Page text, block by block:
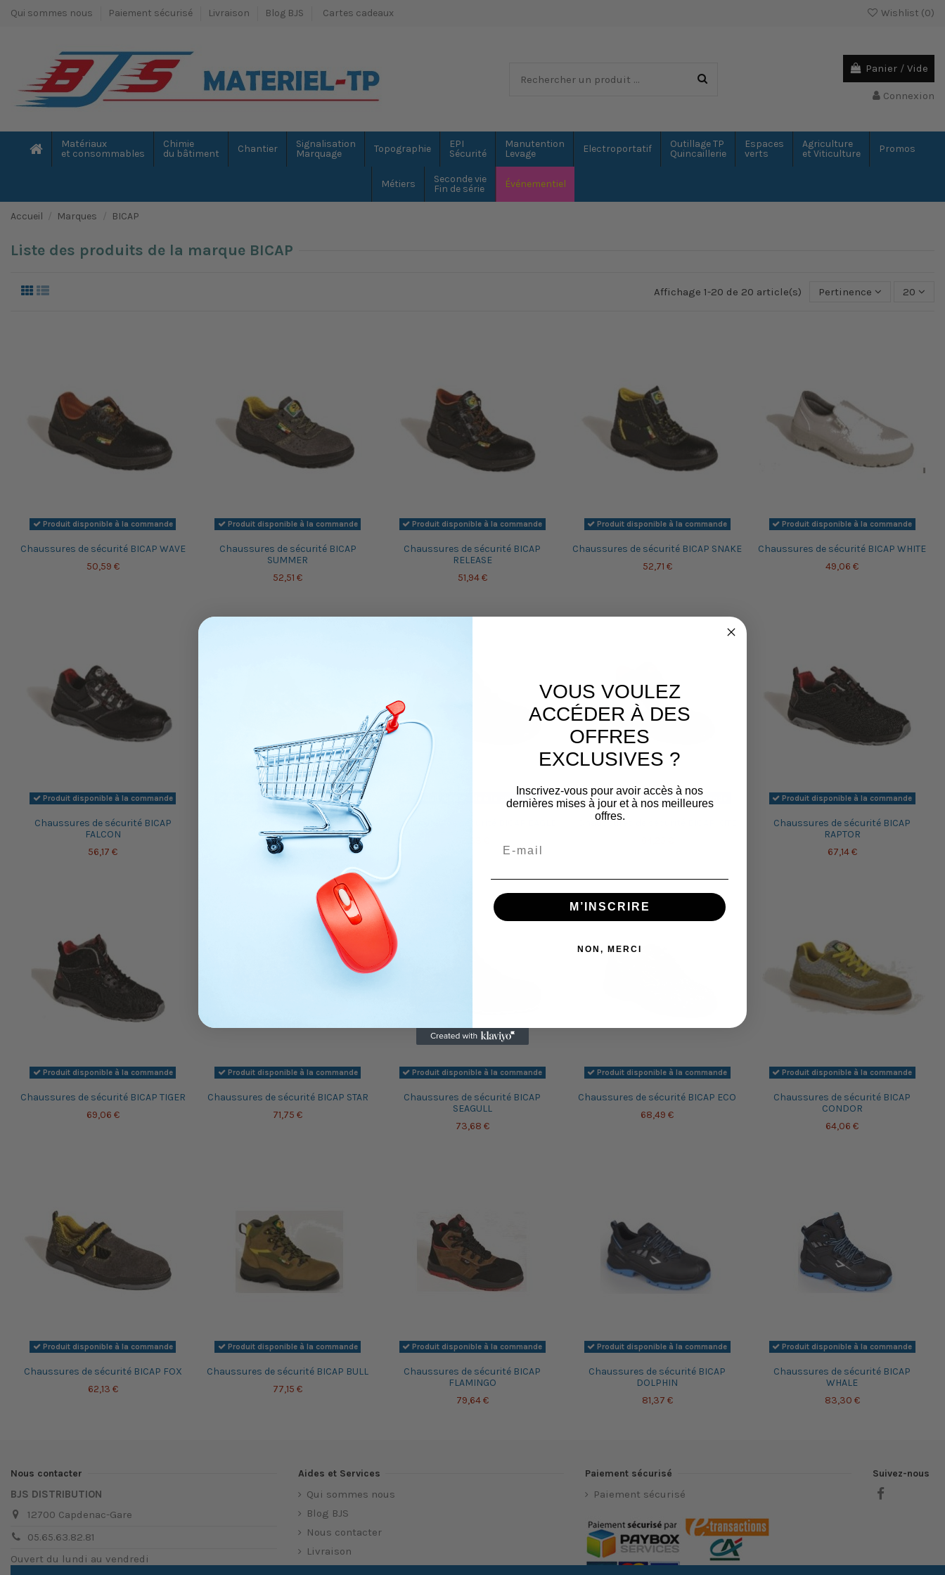
Qui sommes nous Paiement sécurisé Livraison Blog BJS Cartes cadeaux Wishlist (0)
Panier / Vide
Connexion
Matériaux
et consommables
Chimie
du bâtiment
Chantier
Signalisation
Marquage
Topographie
EPI
Sécurité
Manutention
Levage
Electroportatif
Outillage TP
Quincaillerie
Espaces
verts
Agriculture
et Viticulture
Promos
Métiers
Seconde vie
Fin de série
Événementiel
Accueil Marques BICAP
Liste des produits de la marque BICAP
Affichage 1-20 de 20 article(s) Pertinence 20
Produit disponible à la commande
Chaussures de sécurité BICAP WAVE
50,59 €
Produit disponible à la commande
Chaussures de sécurité BICAP
SUMMER
52,51 €
Produit disponible à la commande
Chaussures de sécurité BICAP
RELEASE
51,94 €
Produit disponible à la commande
Chaussures de sécurité BICAP SNAKE
52,71 €
Produit disponible à la commande
Chaussures de sécurité BICAP WHITE
49,06 €
Produit disponible à la commande
Chaussures de sécurité BICAP
FALCON
56,17 €
Produit disponible à la commande
Chaussures de sécurité BICAP
SPARROW
56,36 €
Produit disponible à la commande
Chaussures de sécurité BICAP EAGLE
Produit disponible à la commande
Chaussures de sécurité BICAP KITE
Produit disponible à la commande
Chaussures de sécurité BICAP
RAPTOR
67,14 €
Produit disponible à la commande
Chaussures de sécurité BICAP TIGER
69,06 €
Produit disponible à la commande
Chaussures de sécurité BICAP STAR
71,75 €
Produit disponible à la commande
Chaussures de sécurité BICAP
SEAGULL
73,68 €
Produit disponible à la commande
Chaussures de sécurité BICAP ECO
68,49 €
Produit disponible à la commande
Chaussures de sécurité BICAP
CONDOR
64,06 €
Produit disponible à la commande
Chaussures de sécurité BICAP FOX
62,13 €
Produit disponible à la commande
Chaussures de sécurité BICAP BULL
77,15 €
Produit disponible à la commande
Chaussures de sécurité BICAP
FLAMINGO
79,64 €
Produit disponible à la commande
Chaussures de sécurité BICAP
DOLPHIN
81,37 €
Produit disponible à la commande
Chaussures de sécurité BICAP
WHALE
83,30 €
Nous contacter
BJS DISTRIBUTION
12700 Capdenac-Gare
05.65.63.82.81
Ouvert du lundi au vendredi
Aides et Services
Qui sommes nous
Blog BJS
Nous contacter
Livraison
Paiement sécurisé
Paiement sécurisé
Suivez-nous
VOUS VOULEZ
ACCÉDER À DES
OFFRES
EXCLUSIVES ?
Inscrivez-vous pour avoir accès à nos
dernières mises à jour et à nos meilleures
offres.
M’INSCRIRE
NON, MERCI